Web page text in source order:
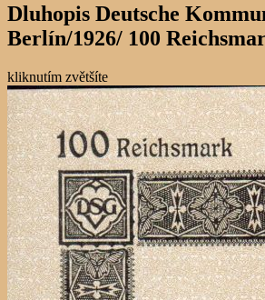
Dluhopis Deutsche
Berlín/1926/ 100
kliknutím zvětšíte